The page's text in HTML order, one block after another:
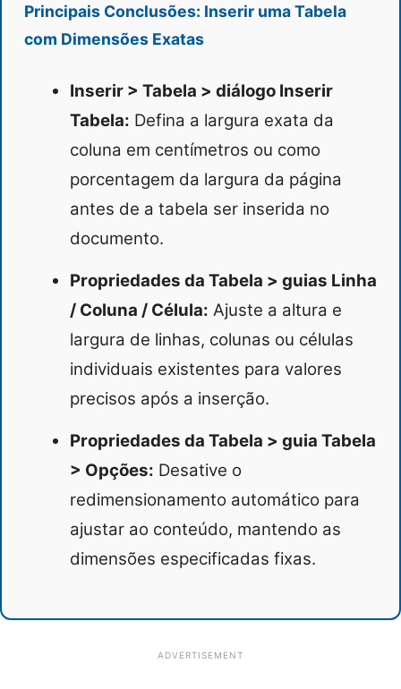
Principais Conclusões: Inserir uma Tabela
com Dimensões Exatas
Inserir > Tabela > diálogo Inserir
Tabela: Defina a largura exata da
coluna em centímetros ou como
porcentagem da largura da página
antes de a tabela ser inserida no
documento.
Propriedades da Tabela > guias Linha
/ Coluna / Célula: Ajuste a altura e
largura de linhas, colunas ou células
individuais existentes para valores
precisos após a inserção.
Propriedades da Tabela > guia Tabela
> Opções: Desative o
redimensionamento automático para
ajustar ao conteúdo, mantendo as
dimensões especificadas fixas.
ADVERTISEMENT